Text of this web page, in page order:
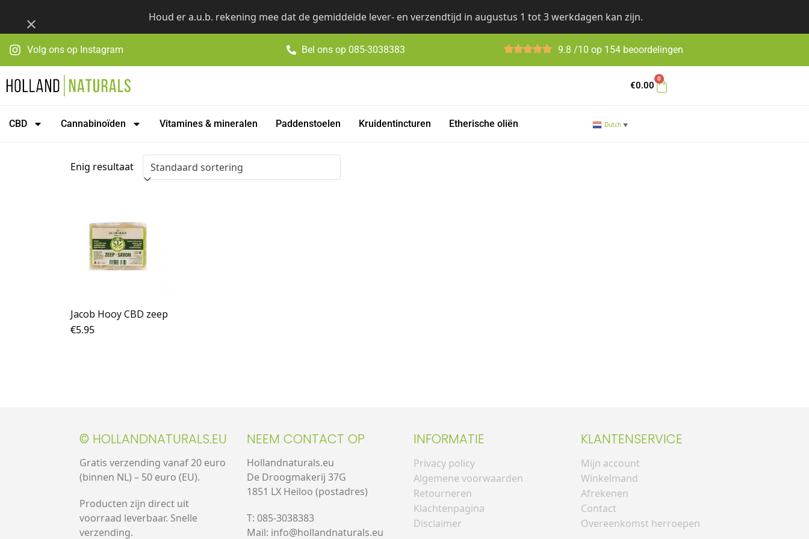
content
Houd er a.u.b. rekening mee dat de gemiddelde lever- en verzendtijd in augustus 1 tot 3 werkdagen kan zijn.
Volg ons op Instagram Bel ons op 085-3038383 9.8 /10 op 154 beoordelingen
€0.00
0
CBD Cannabinoïden Vitamines & mineralen Paddenstoelen Kruidentincturen Etherische oliën Dutch ▼
Enig resultaat
Jacob Hooy CBD zeep
€5.95
© HOLLANDNATURALS.EU
Gratis verzending vanaf 20 euro
(binnen NL) – 50 euro (EU).
Producten zijn direct uit
voorraad leverbaar. Snelle
verzending.
NEEM CONTACT OP
Hollandnaturals.eu
De Droogmakerij 37G
1851 LX Heiloo (postadres)
T: 085-3038383
Mail: info@hollandnaturals.eu
INFORMATIE
Privacy policy
Algemene voorwaarden
Retourneren
Klachtenpagina
Disclaimer
KLANTENSERVICE
Mijn account
Winkelmand
Afrekenen
Contact
Overeenkomst herroepen